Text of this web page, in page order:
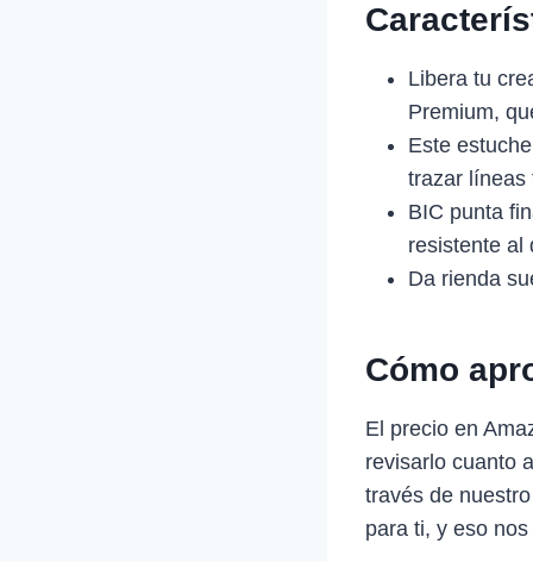
Libera tu
Premium,
Este
trazar líneas
BIC punta
resistente al
Da rienda
Cómo
El precio en
revisarlo cuanto
través de
para ti, y eso